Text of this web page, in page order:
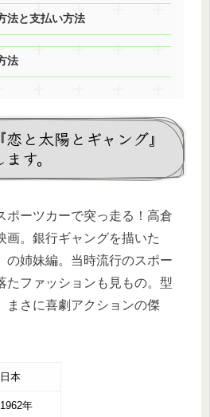
法と支払い方法
法
と太陽とギャング』
す。
ポーツカーで突っ走る！高倉
画。銀行ギャングを描いた
の姉妹編。当時流行のスポー
たファッションも見もの。型
まさに喜劇アクションの傑
日本
1962年